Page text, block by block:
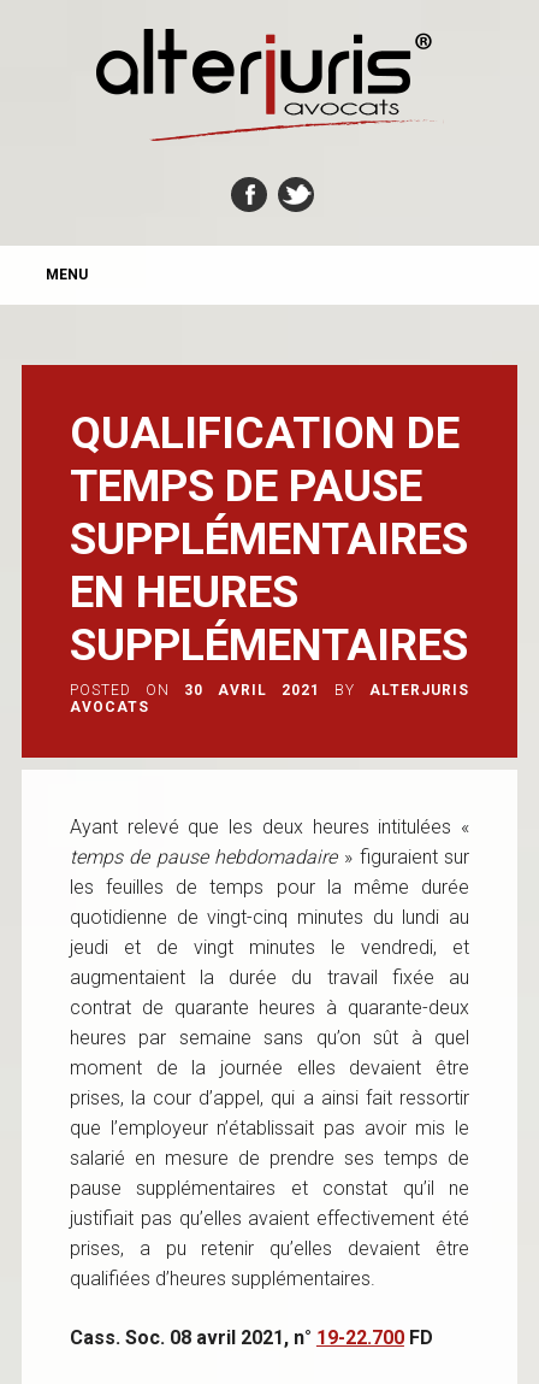
MAIN MENU
MENU
QUALIFICATION DE
TEMPS DE PAUSE
SUPPLÉMENTAIRES
EN HEURES
SUPPLÉMENTAIRES
POSTED ON 30 AVRIL 2021 BY
ALTERJURIS
AVOCATS
Ayant relevé que les deux heures intitulées «
temps de pause hebdomadaire» figuraient sur
les feuilles de temps pour la même durée
quotidienne de vingt-cinq minutes du lundi au
jeudi et de vingt minutes le vendredi, et
augmentaient la durée du travail fixée au
contrat de quarante heures à quarante-deux
heures par semaine sans qu’on sût à quel
moment de la journée elles devaient être
prises, la cour d’appel, qui a ainsi fait ressortir
que l’employeur n’établissait pas avoir mis le
salarié en mesure de prendre ses temps de
pause supplémentaires et constat qu’il ne
justifiait pas qu’elles avaient effectivement été
prises, a pu retenir qu’elles devaient être
qualifiées d’heures supplémentaires.
Cass. Soc. 08 avril 2021, n° 19-22.700FD